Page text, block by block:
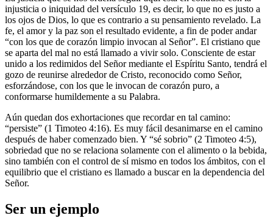
injusticia o iniquidad del versículo 19, es decir, lo que no es justo a
los ojos de Dios, lo que es contrario a su pensamiento revelado. La
fe, el amor y la paz son el resultado evidente, a fin de poder andar
“con los que de corazón limpio invocan al Señor”. El cristiano que
se aparta del mal no está llamado a vivir solo. Consciente de estar
unido a los redimidos del Señor mediante el Espíritu Santo, tendrá el
gozo de reunirse alrededor de Cristo, reconocido como Señor,
esforzándose, con los que le invocan de corazón puro, a
conformarse humildemente a su Palabra.
Aún quedan dos exhortaciones que recordar en tal camino:
“persiste” (1 Timoteo 4:16). Es muy fácil desanimarse en el camino
después de haber comenzado bien. Y “sé sobrio” (2 Timoteo 4:5),
sobriedad que no se relaciona solamente con el alimento o la bebida,
sino también con el control de sí mismo en todos los ámbitos, con el
equilibrio que el cristiano es llamado a buscar en la dependencia del
Señor.
Ser un ejemplo